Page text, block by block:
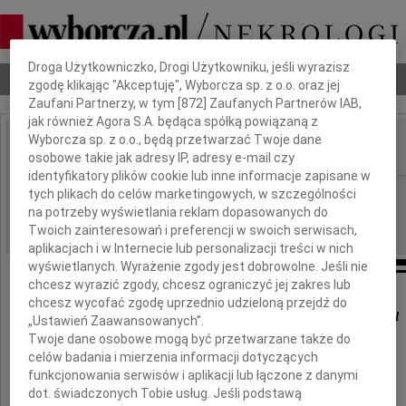
Nekrologi Odeszli Poradnik pogrzebowy
IMIĘ I NAZWISKO:
REGION: Poznań
DATA EMISJI: 26.04.2023
Krzysztofowi Niciejewskiemu
wyrazy głębokiego współczucia
w powodu śmieci
Dbamy o Twoją prywatność
Droga Użytkowniczko, Drogi Użytkowniku, jeśli wyrazisz
zgodę klikając "Akceptuję", Wyborcza sp. z o.o. oraz jej
Zaufani Partnerzy, w tym [872 ] Zaufanych Partnerów IAB,
jak również Agora S.A. będąca spółką powiązaną z
Wyborcza sp. z o.o., będą przetwarzać Twoje dane
osobowe takie jak adresy IP, adresy e-mail czy
identyfikatory plików cookie lub inne informacje zapisane w
tych plikach do celów marketingowych, w szczególności
na potrzeby wyświetlania reklam dopasowanych do
Twoich zainteresowań i preferencji w swoich serwisach,
aplikacjach i w Internecie lub personalizacji treści w nich
wyświetlanych. Wyrażenie zgody jest dobrowolne. Jeśli nie
chcesz wyrazić zgody, chcesz ograniczyć jej zakres lub
chcesz wycofać zgodę uprzednio udzieloną przejdź do
„Ustawień Zaawansowanych”.
Twoje dane osobowe mogą być przetwarzane także do
celów badania i mierzenia informacji dotyczących
funkcjonowania serwisów i aplikacji lub łączone z danymi
dot. świadczonych Tobie usług. Jeśli podstawą